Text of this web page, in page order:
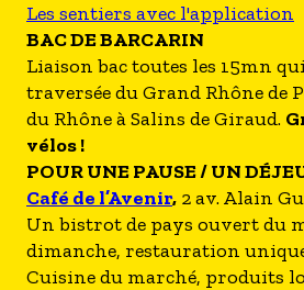
Les sentiers avec l'application
BAC DE BARCARIN
Liaison bac toutes les 15mn
traversée du Grand Rhône de
du Rhône à Salins de Giraud.
vélos !
POUR UNE PAUSE / UN
Café de l’Avenir, 2 av. Alain
Un bistrot de pays ouvert du
dimanche, restauration
Cuisine du marché, produits